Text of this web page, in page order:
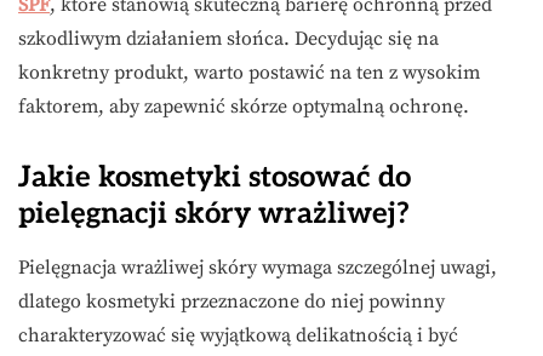
SPF, które stanowią skuteczną barierę ochronną przed
szkodliwym działaniem słońca. Decydując się na
konkretny produkt, warto postawić na ten z wysokim
faktorem, aby zapewnić skórze optymalną ochronę.
Jakie kosmetyki stosować do
pielęgnacji skóry wrażliwej?
Pielęgnacja wrażliwej skóry wymaga szczególnej uwagi,
dlatego kosmetyki przeznaczone do niej powinny
charakteryzować się wyjątkową delikatnością i być